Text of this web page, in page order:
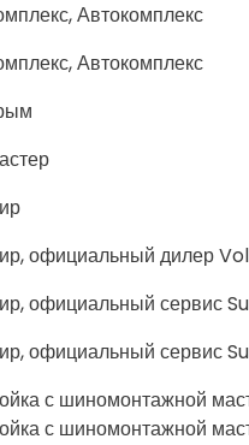
Автокомплекс
Автокомплекс
официальный дилер
официальный сервис
официальный сервис
с шиномонтажной
с шиномонтажной